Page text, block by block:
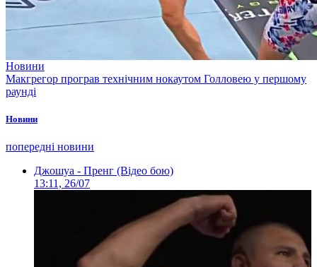
Новини
Макгрегор програв технічним нокаутом Голловею у першому
раунді
Новини
попередні новини
Джошуа - Пренг (Відео бою)
13:11, 26/07